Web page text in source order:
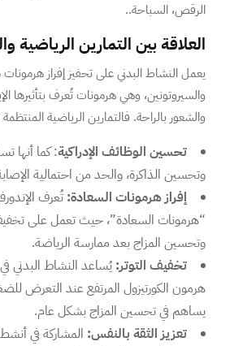
الرقص، السباحة..
العلاقة بين التمارين الرياضية
يعمل النشاط البدني على تحفيز إفراز هرمونات
والسيروتونين، وهي هرمونات تُعرف بتأثيرها
والشعور بالراحة. فالتمارين الرياضية
تحسين الوظائف الإدراكية: كما أنها
وتحسين الذاكرة، والحد من احتمالية
إفراز هرمونات السعادة: تُعرف
“هرمونات السعادة”، حيث تعمل على
وتحسين المزاج بعد ممارسة الرياضة.
تخفيف التوتر: يُساعد النشاط البدني
هرمون الكورتيزول المرتفع عند التعرض
يساهم في تحسين المزاج بشكل عام.
تعزيز الثقة بالنفس: المشاركة في